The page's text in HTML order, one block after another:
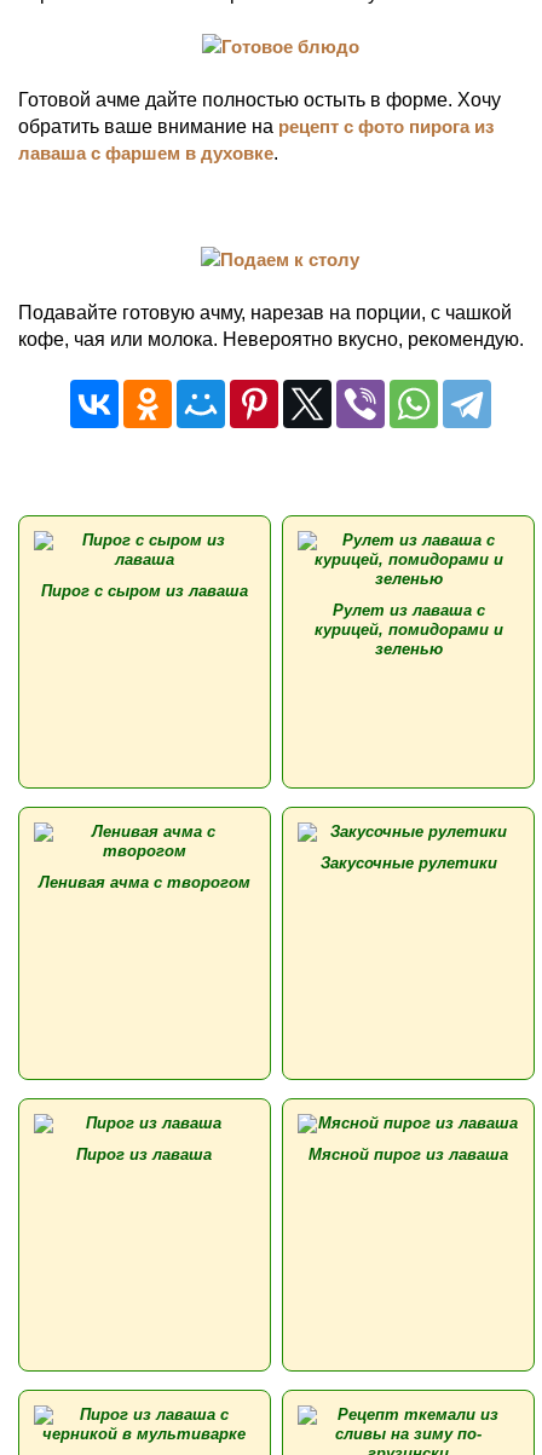
Готовой ачме дайте полностью остыть в форме. Хочу
обратить ваше внимание на рецепт с фото пирога из
лаваша с фаршем в духовке.
Подавайте готовую ачму, нарезав на порции, с чашкой
кофе, чая или молока. Невероятно вкусно, рекомендую.
Пирог с сыром из лаваша
Рулет из лаваша с
курицей, помидорами и
зеленью
Ленивая ачма с творогом
Закусочные рулетики
Пирог из лаваша Мясной пирог из лаваша